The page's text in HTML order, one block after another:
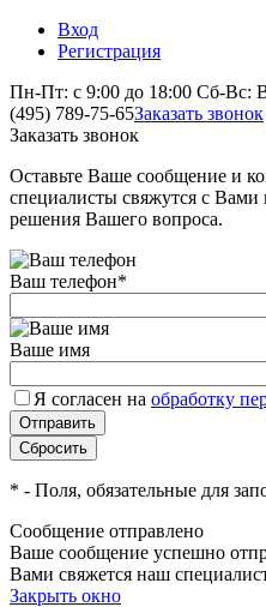
Вход
Регистрация
Пн-Пт: с 9:00 до 18:00 Сб-Вс:
(495) 789-75-65Заказать звонок
Заказать звонок
Оставьте Ваше сообщение и
специалисты свяжутся с
решения Вашего вопроса.
Ваш телефон*
Ваше имя
Я согласен на обработку
* - Поля, обязательные для
Сообщение отправлено
Ваше сообщение успешно
Вами свяжется наш
Закрыть окно